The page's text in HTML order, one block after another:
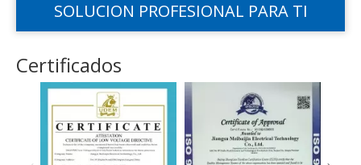
SOLUCION PROFESIONAL PARA TI
Certificados